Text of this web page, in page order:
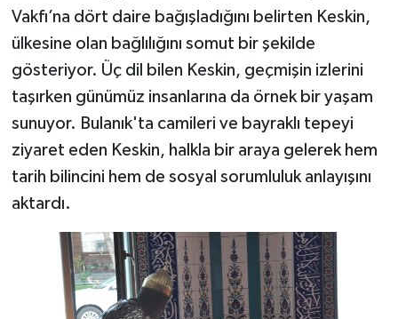
Vakfı’na dört daire bağışladığını belirten Keskin,
ülkesine olan bağlılığını somut bir şekilde
gösteriyor. Üç dil bilen Keskin, geçmişin izlerini
taşırken günümüz insanlarına da örnek bir yaşam
sunuyor. Bulanık'ta camileri ve bayraklı tepeyi
ziyaret eden Keskin, halkla bir araya gelerek hem
tarih bilincini hem de sosyal sorumluluk anlayışını
aktardı.